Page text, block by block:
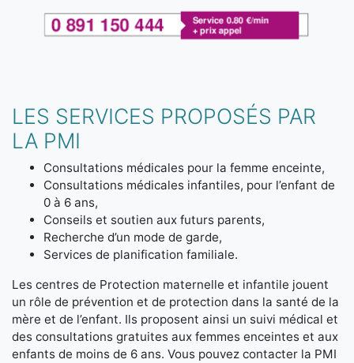
LES SERVICES PROPOSÉS PAR
LA PMI
Consultations médicales pour la femme enceinte,
Consultations médicales infantiles, pour l’enfant de
0 à 6 ans,
Conseils et soutien aux futurs parents,
Recherche d’un mode de garde,
Services de planification familiale.
Les centres de Protection maternelle et infantile jouent
un rôle de prévention et de protection dans la santé de la
mère et de l’enfant. Ils proposent ainsi un suivi médical et
des consultations gratuites aux femmes enceintes et aux
enfants de moins de 6 ans. Vous pouvez contacter la PMI